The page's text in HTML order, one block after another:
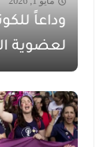
وداعاً
لعضوية